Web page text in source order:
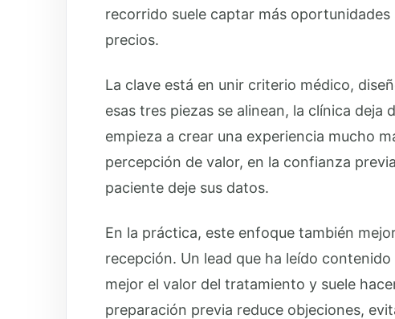
recorrido suele captar más
precios.
La clave está en unir criterio médico,
esas tres piezas se alinean, la clínica
empieza a crear una experiencia mucho
percepción de valor, en la confianza
paciente deje sus datos.
En la práctica, este enfoque también
recepción. Un lead que ha leído
mejor el valor del tratamiento y suele
preparación previa reduce objeciones,